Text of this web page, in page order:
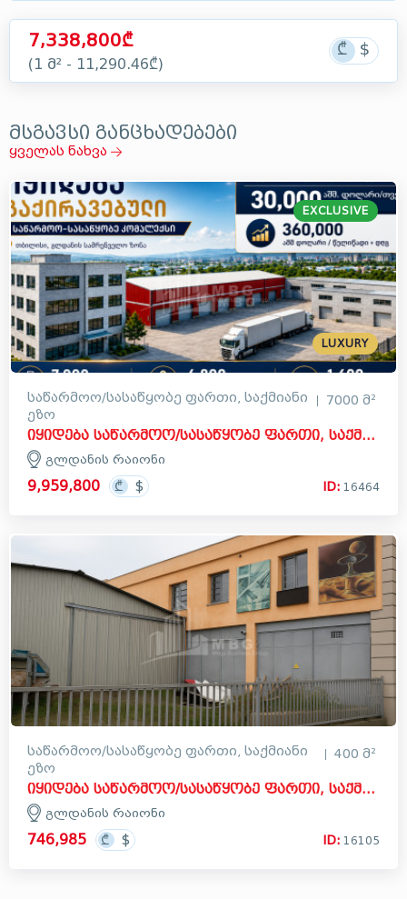
7,338,800₾
(1 მ² - 11,290.46₾)
მსგავსი განცხადებები
ყველას ნახვა
LUXURY
EXCLUSIVE
საწარმოო/სასაწყობე ფართი, საქმიანი
ეზო
7000 მ²
იყიდება საწარმოო/სასაწყობე ფართი, საქმიანი ეზო კომერციული ფართი გლდანის რაიონში
გლდანის რაიონი
9,959,800 ID: 16464
საწარმოო/სასაწყობე ფართი, საქმიანი
ეზო
400 მ²
იყიდება საწარმოო/სასაწყობე ფართი, საქმიანი ეზო კომერციული ფართი გლდანის რაიონში
გლდანის რაიონი
746,985 ID: 16105